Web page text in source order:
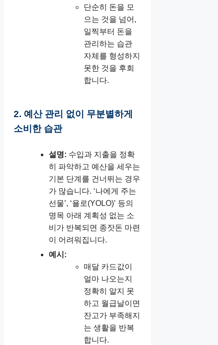
단순히 돈을 모
으는 것을 넘어,
일찍부터 돈을
관리하는 습관
자체를 형성하지
못한 것을 후회
합니다.
2. 예산 관리 없이 무분별하게
소비한 습관
설명: 수입과 지출을 정확
히 파악하고 예산을 세우는
기본 단계를 건너뛰는 경우
가 많습니다. ‘나에게 주는
선물’, ‘욜로(YOLO)’ 등의
명목 아래 계획성 없는 소
비가 반복되면 종잣돈 마련
이 어려워집니다.
예시:
매달 카드값이
얼마 나오는지
정확히 알지 못
하고 월급날이면
잔고가 부족해지
는 생활을 반복
합니다.